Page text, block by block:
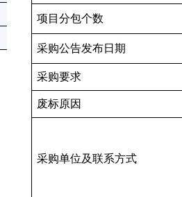
项目分包个数
采购公告发布日期
采购要求
废标原因
采购单位及联系方式